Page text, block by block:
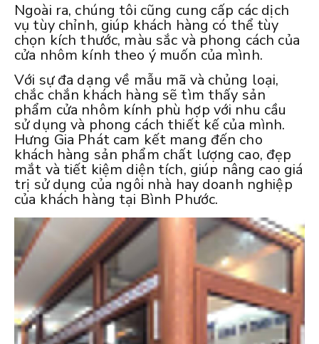
Ngoài ra, chúng tôi cũng cung cấp các dịch
vụ tùy chỉnh, giúp khách hàng có thể tùy
chọn kích thước, màu sắc và phong cách của
cửa nhôm kính theo ý muốn của mình.
Với sự đa dạng về mẫu mã và chủng loại,
chắc chắn khách hàng sẽ tìm thấy sản
phẩm cửa nhôm kính phù hợp với nhu cầu
sử dụng và phong cách thiết kế của mình.
Hưng Gia Phát cam kết mang đến cho
khách hàng sản phẩm chất lượng cao, đẹp
mắt và tiết kiệm diện tích, giúp nâng cao giá
trị sử dụng của ngôi nhà hay doanh nghiệp
của khách hàng tại Bình Phước.